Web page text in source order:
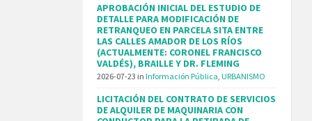
APROBACIÓN INICIAL DEL ESTUDIO DE
DETALLE PARA MODIFICACIÓN DE
RETRANQUEO EN PARCELA SITA ENTRE
LAS CALLES AMADOR DE LOS RÍOS
(ACTUALMENTE: CORONEL FRANCISCO
VALDÉS), BRAILLE Y DR. FLEMING
2026-07-23 inInformación Pública ,URBANISMO
LICITACIÓN DEL CONTRATO DE SERVICIOS
DE ALQUILER DE MAQUINARIA CON